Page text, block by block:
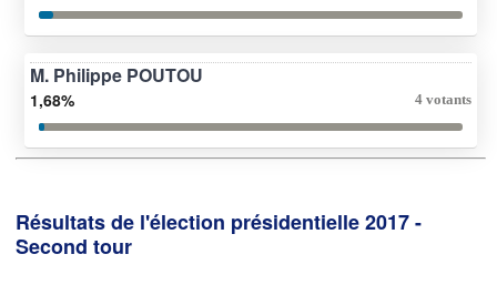
M. Philippe POUTOU
1,68% 4 votants
Résultats de l'élection présidentielle 2017 -
Second tour